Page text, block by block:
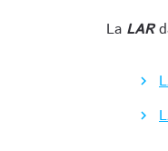
La LAR